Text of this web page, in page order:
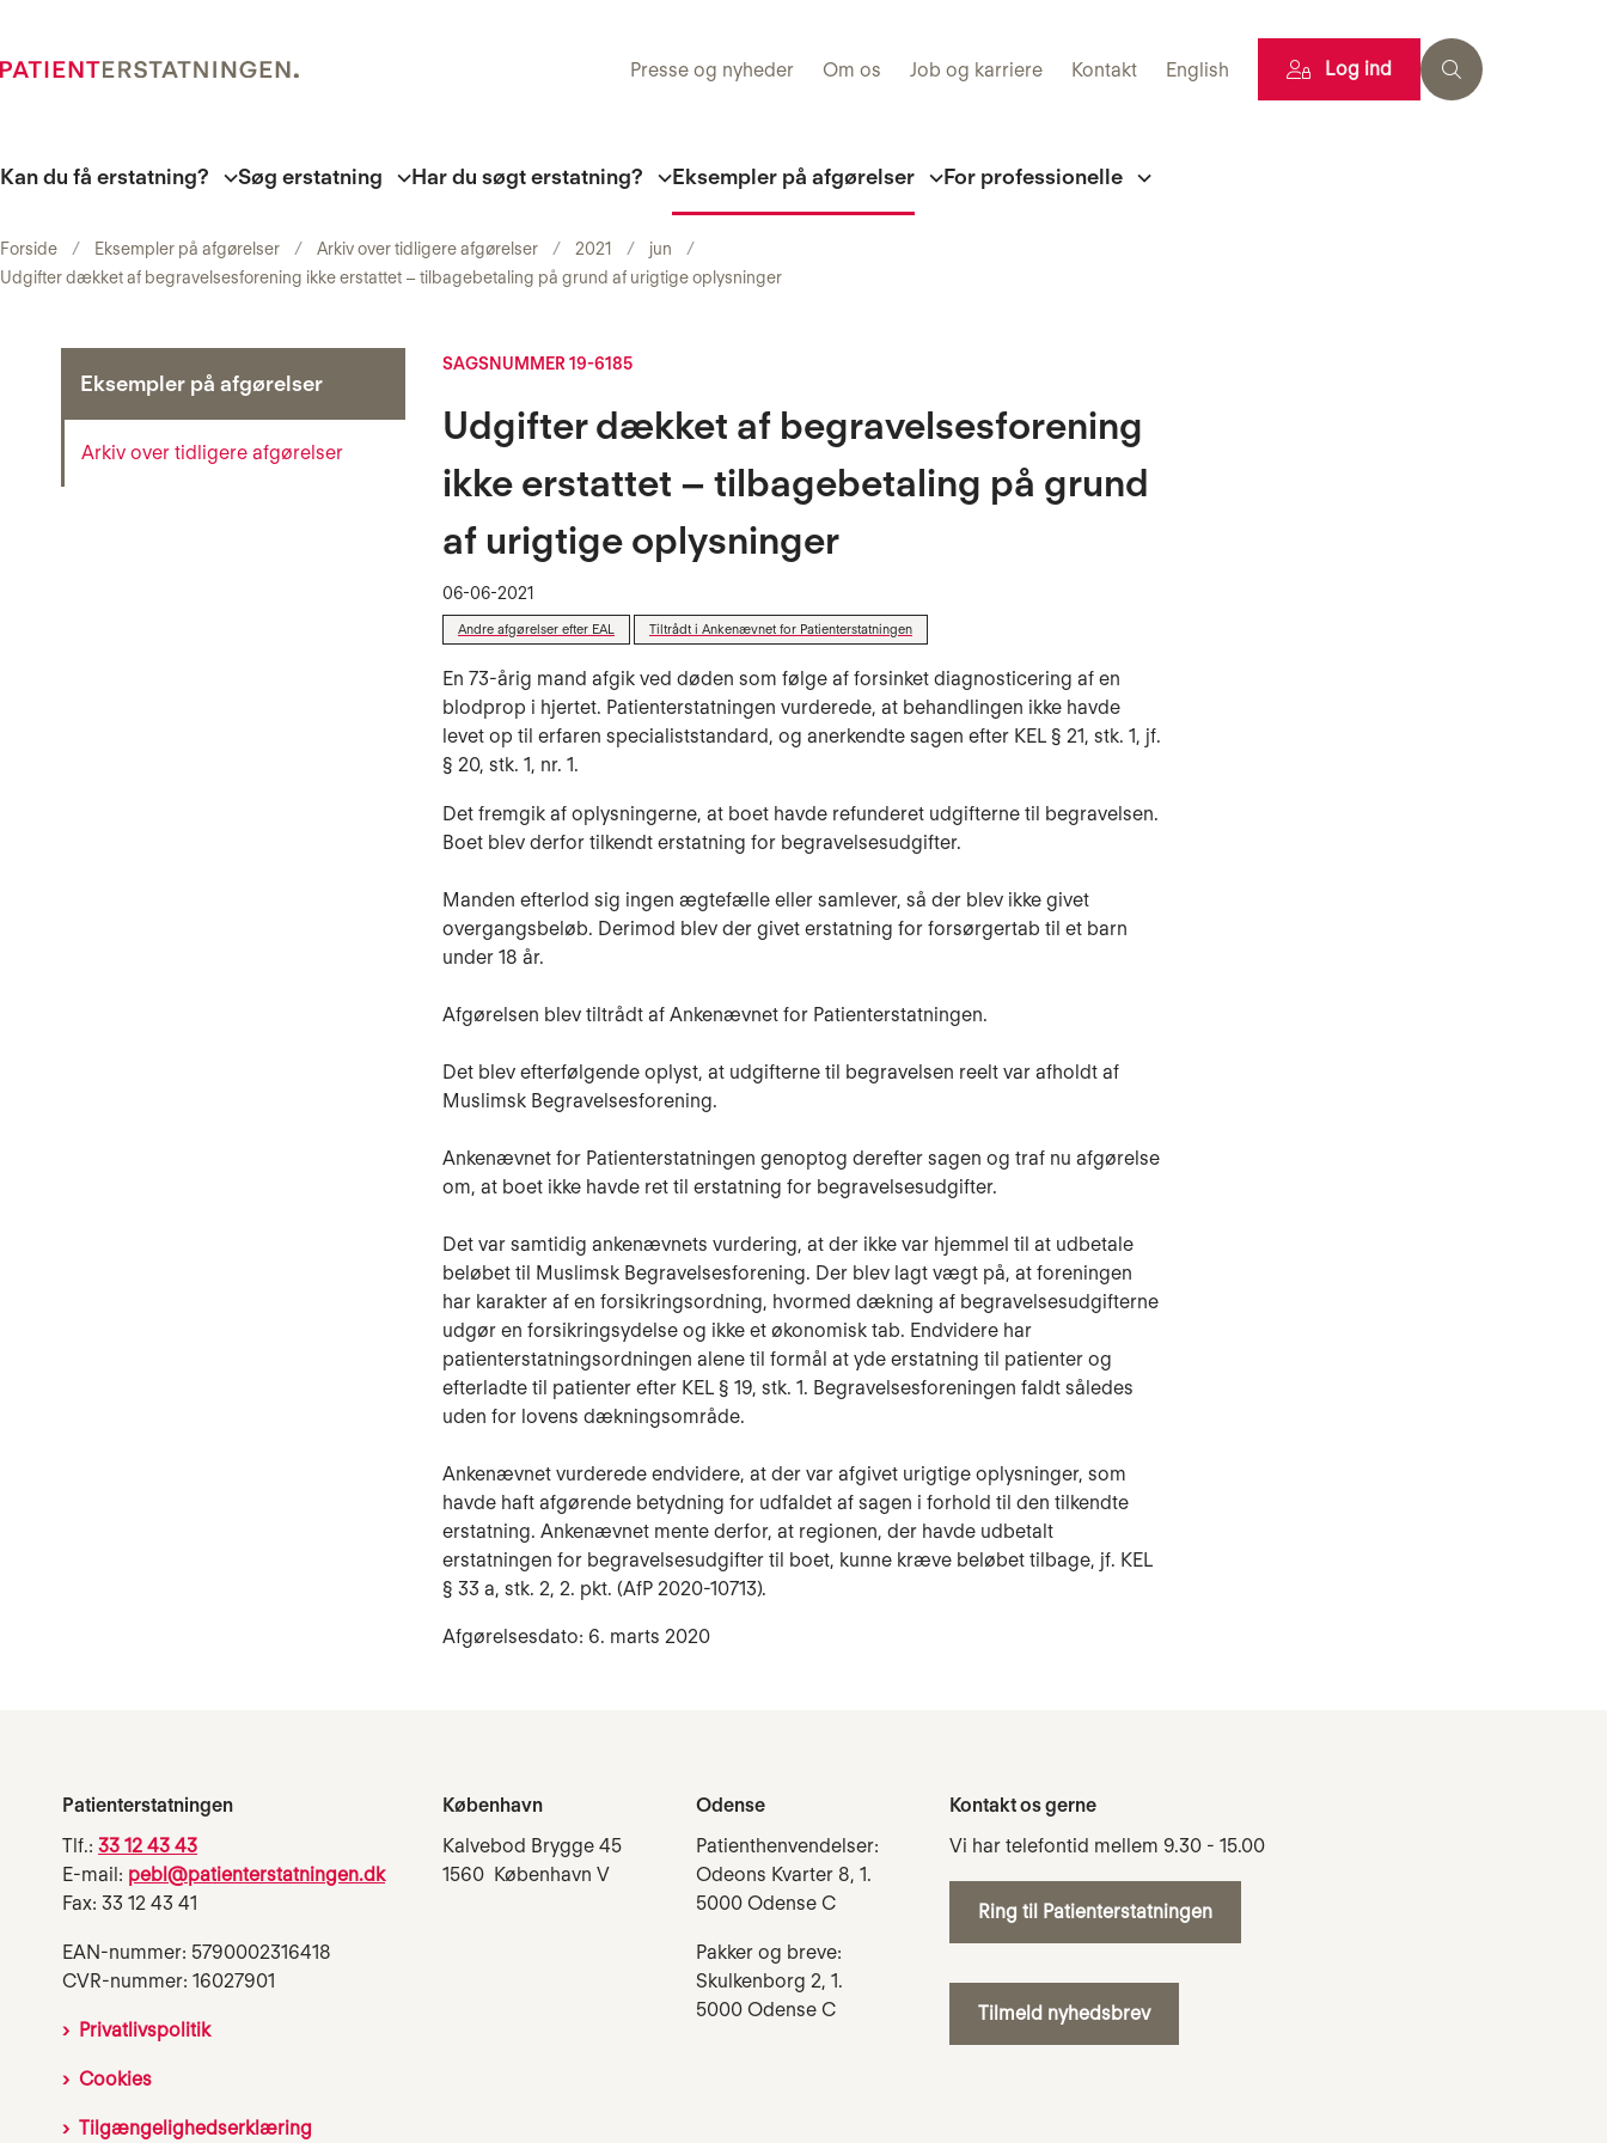
Presse og nyheder Om os Job og karriere Kontakt English Log ind
Kan du få erstatning? Søg erstatning Har du søgt erstatning? Eksempler på afgørelser For professionelle
Forside Eksempler på afgørelser Arkiv over tidligere afgørelser 2021
jun
Udgifter dækket af begravelsesforening ikke erstattet – tilbagebetaling på grund af urigtige oplysninger
Eksempler på afgørelser
Arkiv over tidligere afgørelser
SAGSNUMMER 19-6185
Udgifter dækket af begravelsesforening
ikke erstattet – tilbagebetaling på grund
af urigtige oplysninger
06-06-2021
Andre afgørelser efter EAL Tiltrådt i Ankenævnet for Patienterstatningen
En 73-årig mand afgik ved døden som følge af forsinket diagnosticering af en
blodprop i hjertet. Patienterstatningen vurderede, at behandlingen ikke havde
levet op til erfaren specialiststandard, og anerkendte sagen efter KEL § 21, stk. 1, jf.
§ 20, stk. 1, nr. 1.
Det fremgik af oplysningerne, at boet havde refunderet udgifterne til begravelsen.
Boet blev derfor tilkendt erstatning for begravelsesudgifter.
Manden efterlod sig ingen ægtefælle eller samlever, så der blev ikke givet
overgangsbeløb. Derimod blev der givet erstatning for forsørgertab til et barn
under 18 år.
Afgørelsen blev tiltrådt af Ankenævnet for Patienterstatningen.
Det blev efterfølgende oplyst, at udgifterne til begravelsen reelt var afholdt af
Muslimsk Begravelsesforening.
Ankenævnet for Patienterstatningen genoptog derefter sagen og traf nu afgørelse
om, at boet ikke havde ret til erstatning for begravelsesudgifter.
Det var samtidig ankenævnets vurdering, at der ikke var hjemmel til at udbetale
beløbet til Muslimsk Begravelsesforening. Der blev lagt vægt på, at foreningen
har karakter af en forsikringsordning, hvormed dækning af begravelsesudgifterne
udgør en forsikringsydelse og ikke et økonomisk tab. Endvidere har
patienterstatningsordningen alene til formål at yde erstatning til patienter og
efterladte til patienter efter KEL § 19, stk. 1. Begravelsesforeningen faldt således
uden for lovens dækningsområde.
Ankenævnet vurderede endvidere, at der var afgivet urigtige oplysninger, som
havde haft afgørende betydning for udfaldet af sagen i forhold til den tilkendte
erstatning. Ankenævnet mente derfor, at regionen, der havde udbetalt
erstatningen for begravelsesudgifter til boet, kunne kræve beløbet tilbage, jf. KEL
§ 33 a, stk. 2, 2. pkt. (AfP 2020-10713).
Afgørelsesdato: 6. marts 2020
Patienterstatningen
Tlf.: 33 12 43 43
E-mail: pebl@patienterstatningen.dk
Fax: 33 12 43 41
EAN-nummer: 5790002316418
CVR-nummer: 16027901
Privatlivspolitik
Cookies
Tilgængelighedserklæring
København
Kalvebod Brygge 45
1560 København V
Odense
Patienthenvendelser:
Odeons Kvarter 8, 1.
5000 Odense C
Pakker og breve:
Skulkenborg 2, 1.
5000 Odense C
Kontakt os gerne
Vi har telefontid mellem 9.30 - 15.00
Ring til Patienterstatningen
Tilmeld nyhedsbrev